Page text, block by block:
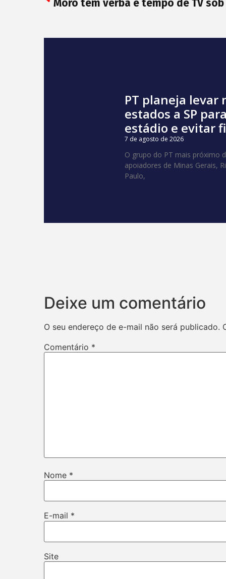
PT planeja
estados a SP
estádio e evitar
7 de agosto de 2026
O grupo do PT mais próximo
apoiadores de Minas Gerais,
Paulo,
Deixe um comentário
O seu endereço de e-mail não será publicado.
Comentário *
Nome *
E-mail *
Site